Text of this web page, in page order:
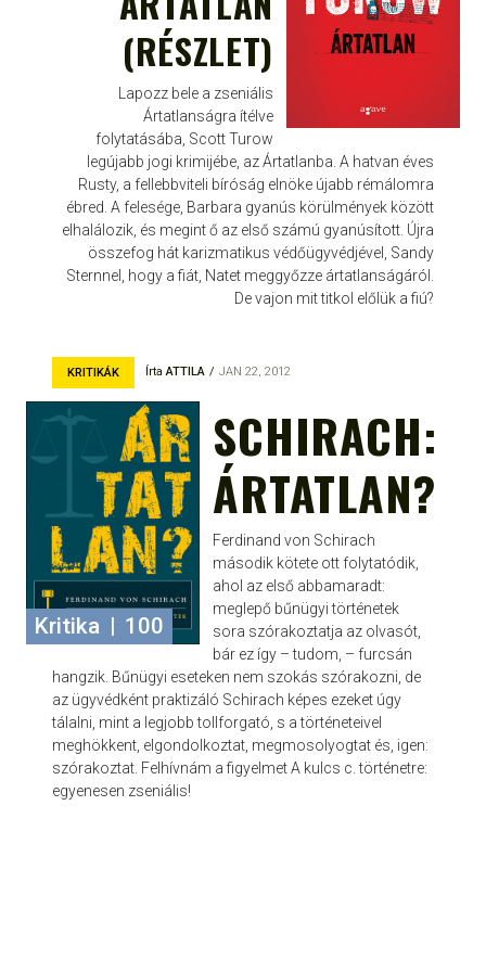
(RÉSZLET)
Lapozz bele a zseniális
Ártatlanságra ítélve
folytatásába, Scott Turow
legújabb jogi krimijébe, az Ártatlanba. A hatvan éves
Rusty, a fellebbviteli bíróság elnöke újabb rémálomra
ébred. A felesége, Barbara gyanús körülmények között
elhalálozik, és megint ő az első számú gyanúsított. Újra
összefog hát karizmatikus védőügyvédjével, Sandy
Sternnel, hogy a fiát, Natet meggyőzze ártatlanságáról.
De vajon mit titkol előlük a fiú?
KRITIKÁK ÍrtaATTILA JAN 22, 2012
Kritika | 100
SCHIRACH:
ÁRTATLAN?
Ferdinand von Schirach
második kötete ott folytatódik,
ahol az első abbamaradt:
meglepő bűnügyi történetek
sora szórakoztatja az olvasót,
bár ez így – tudom, – furcsán
hangzik. Bűnügyi eseteken nem szokás szórakozni, de
az ügyvédként praktizáló Schirach képes ezeket úgy
tálalni, mint a legjobb tollforgató, s a történeteivel
meghökkent, elgondolkoztat, megmosolyogtat és, igen:
szórakoztat. Felhívnám a figyelmet A kulcs c. történetre:
egyenesen zseniális!